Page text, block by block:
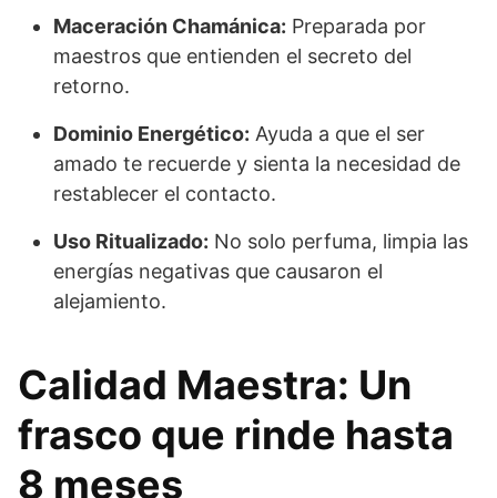
Maceración Chamánica: Preparada por
maestros que entienden el secreto del
retorno.
Dominio Energético: Ayuda a que el ser
amado te recuerde y sienta la necesidad de
restablecer el contacto.
Uso Ritualizado: No solo perfuma, limpia las
energías negativas que causaron el
alejamiento.
Calidad Maestra: Un
frasco que rinde hasta
8 meses